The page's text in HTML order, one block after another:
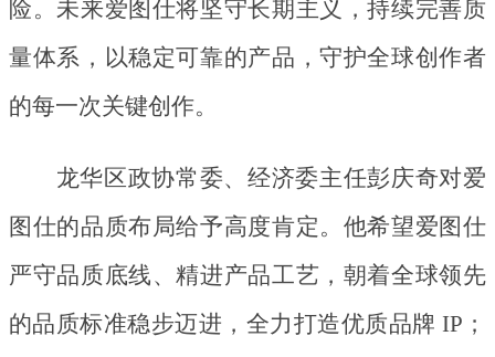
险。未来爱图仕将坚守长期主义，持续完善质
量体系，以稳定可靠的产品，守护全球创作者
的每一次关键创作。
龙华区政协常委、经济委主任彭庆奇对爱
图仕的品质布局给予高度肯定。他希望爱图仕
严守品质底线、精进产品工艺，朝着全球领先
的品质标准稳步迈进，全力打造优质品牌 IP；